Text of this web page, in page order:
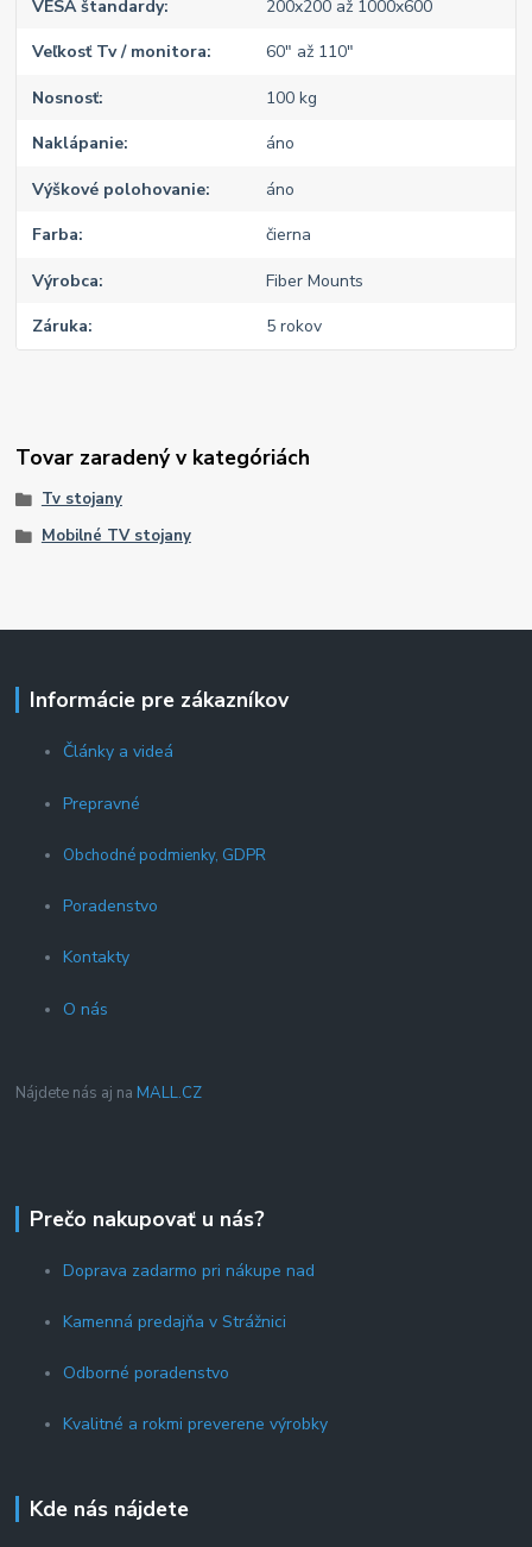
VESA štandardy 200x200 až 1000x600
Veľkosť Tv / monitora 60" až 110"
Nosnosť 100 kg
Naklápanie áno
Výškové polohovanie áno
Farba čierna
Výrobca Fiber Mounts
Záruka 5 rokov
Tovar zaradený v kategóriách
Tv stojany
Mobilné TV stojany
Informácie pre zákazníkov
Články a videá
Prepravné
Obchodné podmienky, GDPR
Poradenstvo
Kontakty
O nás
Nájdete nás aj na MALL.CZ
Prečo nakupovať u nás?
Doprava zadarmo pri nákupe nad
Kamenná predajňa v Strážnici
Odborné poradenstvo
Kvalitné a rokmi preverene výrobky
Kde nás nájdete